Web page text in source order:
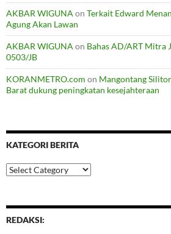
AKBAR WIGUNA on Terkait Edward
Agung Akan Lawan
AKBAR WIGUNA on Bahas AD/ART Mitra
0503/JB
KORANMETRO.com on Mangontang
Barat dukung peningkatan kesejahteraan
KATEGORI BERITA
Kategori
Berita
REDAKSI: